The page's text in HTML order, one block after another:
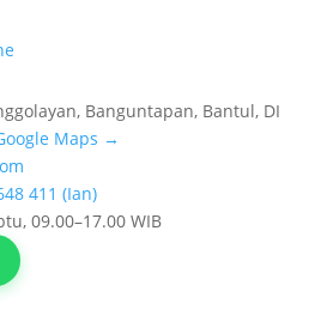
Banguntapan, Bantul, DI
Maps →
411 (Ian)
09.00–17.00 WIB